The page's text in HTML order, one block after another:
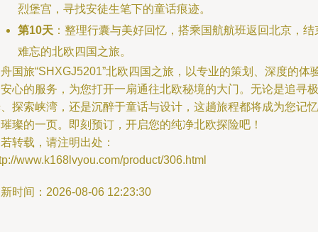
烈堡宫，寻找安徒生笔下的童话痕迹。
第10天 ：整理行囊与美好回忆，搭乘国航航班返回北京，结
难忘的北欧四国之旅。
国旅“SHXGJ5201”北欧四国之旅，以专业的策划、深度的体
心的服务，为您打开一扇通往北欧秘境的大门。无论是追寻极
探索峡湾，还是沉醉于童话与设计，这趟旅程都将成为您记忆
璨的一页。即刻预订，开启您的纯净北欧探险吧！
转载，请注明出处：
www.k168lvyou.com/product/306.html
时间：2026-08-06 12:23:30